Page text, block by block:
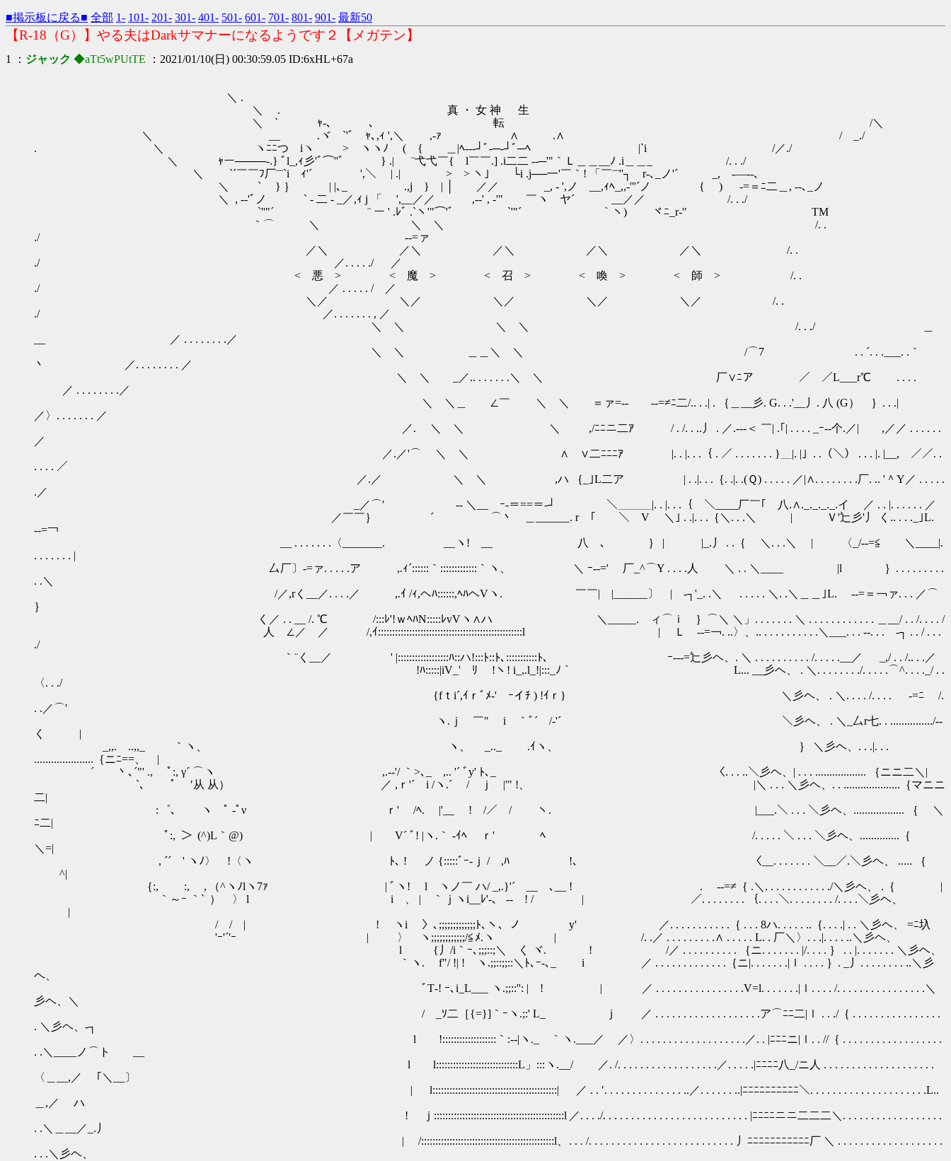
■掲示板に戻る■ 全部 1- 101- 201- 301- 401- 501- 601- 701- 801- 901- 最新50
【R-18（G）】やる夫はDarkサマナーになるようです２【メガテン】
1 ： ジャック ◆aTt5wPUtTE ：2021/01/10(日) 00:30:59.05 ID:6xHL+67a
＼ .
＼ . 真 ・ 女 神 生
＼ ` ｬ-､ ､ 転 /＼
＼ __ .ヾゝ`'ﾞ ｬ､,ｨ ',＼ ,-ｧ ∧ .∧ / _./
. ＼ ヽﾆﾆつ iヽ > ヽヽﾉ ( { ＿|ﾍ---┘ﾞ-─‐┘ﾞ─ﾍ |`i /／./
＼ ｬー────‐.} ﾞl_,ｨ彡'ﾞ⌒''ﾞ } .| ¨弋弋￣{ l￣￣.] .i二二 --─'"｀Ｌ＿＿__ﾉ .i＿＿_ /. . ./
＼ `´￣￣ﾌ厂¨¨`i ｨ'´ ',＼ | .| > > ヽ」 └i .j──一'￣｀! 「￣¨¨''┐ r-､_ノ'´ _, -―--､
＼ ` } ｝ | |､_ .,j } | │ ／／ _, - ',ノ __,ｨﾍ_,,-'''´ノ { ) -=＝ﾆ二＿, --､_ノ
＼ , -‐'ﾞノ ` ‐ 二 - _／,ｨ j 「 ',__／／ ,-‐' , -'" ￣ヽ ヤ´ __／／ /. . ./
`''"´ ¨ ー ' .ﾚﾞ .`ヽ'"⌒'゛ `'"´ ｀ヽ) ヾﾆ_r‐'′ TM
｀⌒ ＼ ＼ ＼ /. .
./ -‐=ァ
／＼ ／＼ ／＼ ／＼ ／＼ /. .
./ ／. . . . ./ ／
< 悪 > < 魔 > < 召 > < 喚 > < 師 > /. .
./ ／ . . . . . / ／
＼／ ＼／ ＼／ ＼／ ＼／ /. .
./ ／. . . . . . . , ／
＼ ＼ ＼ ＼ /. . ./ ＿
__ ／ . . . . . . . .／
＼ ＼ ＿＿＼ ＼ /⌒7 . . ´. . .___. .｀
丶 ／. . . . . . . . ／
＼ ＼ _／.. . . . . . .＼ ＼ 厂∨ﾆア ／￣／L___r℃ . . . .
／ . . . . . . . .／
＼ ＼＿ ∠￣ ＼ ＼ ＝ァ=‐- -‐=≠ﾆ二/.. . .| . ｛＿__彡. G. . .'__丿. 八 (G） ｝. . .|
／〉. . . . . . . ／
／. ＼ ＼ ＼ ,/ﾆﾆニ二ｱ / . /. . ..丿 . ／.-‐‐＜ ￣| .｢| . . . . _ｰ-‐个.／| ,／／ . . . . . .
／
／.／'⌒ ＼ ＼ ∧ ∨二ﾆﾆﾆｱ |. . |. . .｛ . ／ . . . . . . . }＿|. |」. .（＼） . . . |. |__, ／／. .
. . . . ／
／.／ ＼ ＼ ,ハ ｛_｣L二ア | . .|. . .｛. .|. .(Ｑ) . . . . . ／|∧. . . . . . . .厂. .. '＾Y／ . . . . .
.／
_／⌒′ -‐ ＼__ ｰ-＝==＝-┘ ＼＿＿＿|. . |. . .｛￣＼____厂￣｢ 八.∧._._._._.イ ／ . . |. . . . . . ／
／￣￣｝ ´ ⌒丶 ＿______. r ｢￣￣＼ V ＼｣ . .|. . .｛＼. . .＼ | Ｖ'辷彡'丿 く.. . . ._｣L.
-‐=￢
__ . . . . . . .〈_______. __ヽ! __ 八 ､ ｝ | |_.丿 . .｛ ＼. . .＼ | 〈_/-‐=≦ ＼____|.
. . . . . . . |
厶厂〕‐=ァ. . . . .ア ,.ｨ´::::::｀:::::::::::::｀ヽ、 ＼ ｰ-‐=' 厂_^⌒Y . . . .人 ＼ . . ＼____ |l ｝. . . . . . . . .
. .＼
/／,rく__／. . . .／ ,.ｲ /ｨ,ヘﾊ::::::,ﾍﾊヘVヽ. ￣￣| |______〕 | -┐'_. .＼ . . . . . ＼. .＼＿＿｣L. -‐=＝￢ァ. . . ／⌒
｝
く／ . . __ /. ℃ /:::ﾚ'!ｗﾍﾊN:::::ﾚvVヽ∧ハ ＼_____. ィ⌒ｉ ｝⌒＼ ＼」. . . . . . . ＼ . . . . . . . . . . . . ＿__/ . . /. . . . /
人 ∠／ ／ /,ｲ:::::::::::::::::::::::::::::::::::::::::::::::::::l | Ｌ -‐=￢. ..〉、.. . . . . . . . . . .＼___. . . -‐. . . -┐ . . / . . .
./
｀¨く__／ ' |::::::::::::::::::ﾊ::ハ!:::ﾄ::ﾄ､:::::::::::ﾄ､ ｰ--‐=辷彡ヘ、. ＼ . . . . . . . . . . /. . . . .__／ _,/ . . /.. . .／
!ﾊ:::::|iV_' ﾘ !ヽ! i_,.l_!|:::_ﾉ｀ L... __彡ヘ、 . ＼. . . . . . . ./. . . . .⌒^. . . ._/ . .
〈. . ./
{fｔi´,ｲｒﾞﾒ‐' ｰイﾁ ) !ｲｒ} ＼彡ヘ、 . ＼. . . . /. . . . -=ﾆ /.
. .／⌒'
ヽ.ｊ ￣" i ｀ﾞ´ /-'´ ＼彡ヘ、 . ＼_厶r七. . .............../-‐
く |
_,,. ..,,_ ｀ヽ、 ヽ、 _.._ .ｲヽ、 ｝ ＼彡ヘ、. . .|. . .
.....................｛ニﾆ==、 |
´ 丶､´"' ., ﾟ:, γ´ ⌒ヽ ,.-‐'/ ｀>､_ ,.. '´ ﾞy' ﾄ､_ 〈. . . ..＼彡ヘ、| . . . .................. ｛ニニ二＼|
`､ ﾟ ′从 从） ／ ,ｒ'´ i /ヽ.´ / ｊ |'" !、 |＼ . . . ＼彡ヘ、. . ....................｛マニニ
二|
: ゜､ ヽゝﾟ ‐ﾟν ｒ' /ﾍ. |'__ ! /／ / ヽ. |___.＼ . . . ＼彡ヘ、.................. ｛ ＼
ﾆ二|
ﾟ:, ＞ (^)L｀@) | V´ ﾞ! |ヽ.｀ ‐ｲﾍ ｒ' ﾍ /. . . . . ＼ . . . ＼彡ヘ、..............｛
＼=|
, ´´ ' ヽﾉ〉 !〈ヽ ﾄ､ ! ノ {:::::ﾞｰ‐ｊ / ,ﾊ !、 〈__. . . . . . . ＼__／.＼彡ヘ、 ..... ｛
^|
｛:, :, , （^ヽﾉlヽ7ｧ | ﾞヽ! l ヽノ￣ ハ/ _,.}'´ __ ､__ ! . -‐=≠｛ .＼. . . . . . . . . . . ./＼彡ヘ、 .｛ |
｀～ｰ ｀` ） 〉 l i 、 | ｀ｊヽi__ﾚ'‐、 -‐ ! / | ／. . . . . . . . ｛. . . .＼. . . . . . . . /. . . .＼彡ヘ、
|
/ / | ! ヽi 〉､;;;;;;;;;;;;;ﾄ､ヽ、ノ y' ／. . . . . . . . . . .｛ . . . 8ハ. . . . . ..｛. . . .| . . ＼彡ヘ、 =ﾆ圦
'ｰ'´'ｰ | 〉 ヽ;;;;;;;;;;;;/≦ﾒ.ヽ | /. .／ . . . . . . . . .∧ . . . . . L. . 厂＼〉. . .|. . . . ..＼彡ヘ、
l {丿/i｀ｰ､;;;::;＼ く ヾ. ! /／ . . . . . . . . . . ｛ニ. . . . . . . |/. . . . ｝ . . |. . . . . . . ＼彡ヘ、
｀ヽ. f"/ !| ! ヽ.;;::;;::＼ﾄ､ｰ-､_ i ／ . . . . . . . . . . . . .｛ニ|. . . . . . .|ｌ . . . . ｝. _丿. . . . . . . . ..＼彡
ヘ、
ﾞT‐! ｰ､i_L___ ヽ.;;::'': | ! | ／ . . . . . . . . . . . . . . . .V=l. . . . . . .|ｌ. . . . /. . . . . . . . . . . . . . . .＼
彡ヘ、＼
/ _ｿ二［{=}]｀ｰヽ.;:' L_ ｊ ／ . . . . . . . . . . . . . . . . . . .ア⌒ﾆﾆ二|ｌ . . ./｛ . . . . . . . . . . . . . . . .
. ＼彡ヘ、‐┐
l !:::::::::::::::::::｀:‐-|ヽ._ ｀ヽ.___／ ／〉. . . . . . . . . . . . . . . . . . .／. . |ﾆﾆﾆニ|ｌ. . //｛ . . . . . . . . . . . . . . . . . .
. .＼____ノ⌒ト __
l l:::::::::::::::::::::::::::::L」:::ヽ.__/ ／. /. . . . . . . . . . . . . . . . . .／. . . . .|ﾆﾆﾆﾆ八_/ニ人 . . . . . . . . . . . . . . . . . . . .
〈＿__,／ ｢＼__〕
| l::::::::::::::::::::::::::::::::::::::::::::| ／ . . ′. . . . . . . . . . . . . . ..／. . . . . . ..|ﾆﾆﾆﾆﾆﾆﾆﾆﾆﾆ＼. . . . . . . . . . . . . . . . . . . . .L..
＿,／ ハ
! ｊ::::::::::::::::::::::::::::::::::::::::::::::l ／. . . ./. . . . . . . . . . . . . . . . . . . . . . . . . . |ﾆﾆﾆﾆニニ二二二＼. . . . . . . . . . . . . . . . . .
. .＼＿__／_.丿
| /:::::::::::::::::::::::::::::::::::::::::::::::l、 . . . /. . . . . . . . . . . . . . . . . . . . . . . . . . 丿ﾆﾆﾆﾆﾆﾆﾆﾆﾆﾆﾆ厂 ＼ . . . . . . . . . . . . . . . . . . .
. . .＼彡ヘ、